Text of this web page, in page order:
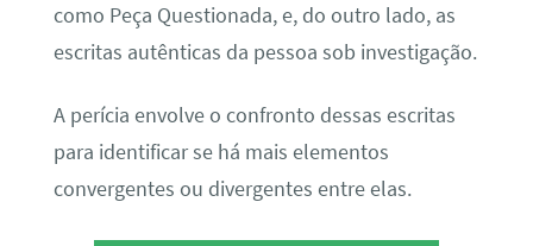
como Peça Questionada, e, do outro lado, as
escritas autênticas da pessoa sob investigação.
A perícia envolve o confronto dessas escritas
para identificar se há mais elementos
convergentes ou divergentes entre elas.